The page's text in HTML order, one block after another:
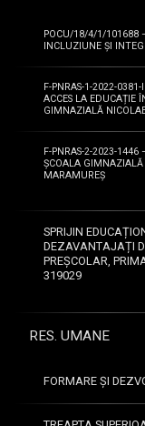
POCU/18/4/1/101688
INCLUZIUNE ȘI
F-PNRAS-1-2022-
ACCES LA EDUCAȚIE
GIMNAZIALĂ
F-PNRAS-2-2023-1446
ȘCOALA
MARAMUREȘ
SPRIJIN
DEZAVANTAJAȚI
PREȘCOLAR,
319029
RES. UMANE
FORMARE ȘI